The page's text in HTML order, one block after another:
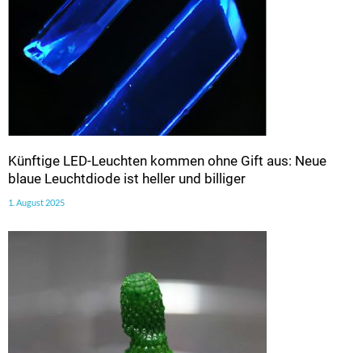
Künftige LED-Leuchten kommen ohne Gift aus: Neue
blaue Leuchtdiode ist heller und billiger
1. August 2025